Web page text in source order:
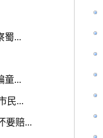
蜀...
童...
民...
要赔...